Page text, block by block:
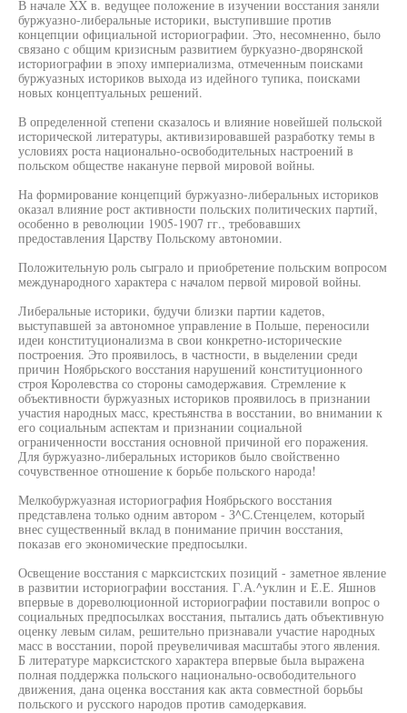
В начале XX в. ведущее положение в изучении восстания заняли
буржуазно-либеральные историки, выступившие против
концепции официальной историографии. Это, несомненно, было
связано с общим кризисным развитием буркуазно-дворянской
историографии в эпоху империализма, отмеченным поисками
буржуазных историков выхода из идейного тупика, поисками
новых концептуальных решений.
В определенной степени сказалось и влияние новейшей польской
исторической литературы, активизировавшей разработку темы в
условиях роста национально-освободительных настроений в
польском обществе накануне первой мировой войны.
На формирование концепций буржуазно-либеральных историков
оказал влияние рост активности польских политических партий,
особенно в революции 1905-1907 гг., требовавших
предоставления Царству Польскому автономии.
Положительную роль сыграло и приобретение польским вопросом
международного характера с началом первой мировой войны.
Либеральные историки, будучи близки партии кадетов,
выступавшей за автономное управление в Польше, переносили
идеи конституционализма в свои конкретно-исторические
построения. Это проявилось, в частности, в выделении среди
причин Ноябрьского восстания нарушений конституционного
строя Королевства со стороны самодержавия. Стремление к
объективности буржуазных историков проявилось в признании
участия народных масс, крестьянства в восстании, во внимании к
его социальным аспектам и признании социальной
ограниченности восстания основной причиной его поражения.
Для буржуазно-либеральных историков было свойственно
сочувственное отношение к борьбе польского народа!
Мелкобуржуазная историография Ноябрьского восстания
представлена только одним автором - З^С.Стенцелем, который
внес существенный вклад в понимание причин восстания,
показав его экономические предпосылки.
Освещение восстания с марксистских позиций - заметное явление
в развитии историографии восстания. Г.А.^уклин и Е.Е. Яшнов
впервые в дореволюционной историографии поставили вопрос о
социальных предпосылках восстания, пытались дать объективную
оценку левым силам, решительно признавали участие народных
масс в восстании, порой преувеличивая масштабы этого явления.
Б литературе марксистского характера впервые была выражена
полная поддержка польского национально-освободительного
движения, дана оценка восстания как акта совместной борьбы
польского и русского народов против самодеркавия.